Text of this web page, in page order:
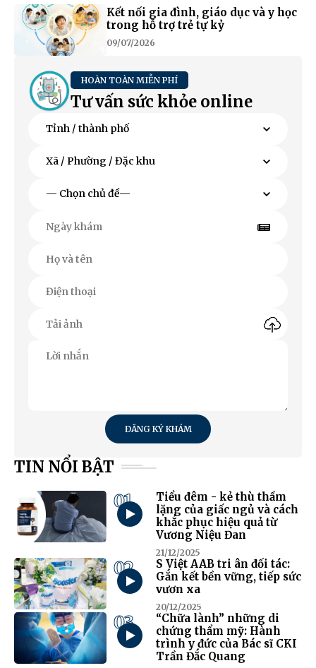
Kết nối gia đình, giáo dục và y học
trong hỗ trợ trẻ tự kỷ
09/07/2026
HOÀN TOÀN MIỄN PHÍ
Tư vấn sức khỏe online
ĐĂNG KÝ KHÁM
TIN NỔI BẬT
01
Tiểu đêm - kẻ thù thầm
lặng của giấc ngủ và cách
khắc phục hiệu quả từ
Vương Niệu Đan
21/12/2025
02
S Việt AAB tri ân đối tác:
Gắn kết bền vững, tiếp sức
vươn xa
20/12/2025
03
“Chữa lành” những di
chứng thẩm mỹ: Hành
trình y đức của Bác sĩ CKI
Trần Đắc Quang